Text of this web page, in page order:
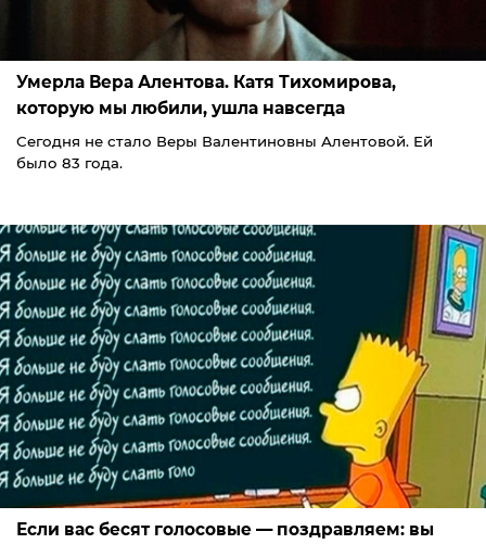
Умерла Вера Алентова. Катя Тихомирова,
которую мы любили, ушла навсегда
Сегодня не стало Веры Валентиновны Алентовой. Ей
было 83 года.
Если вас бесят голосовые — поздравляем: вы